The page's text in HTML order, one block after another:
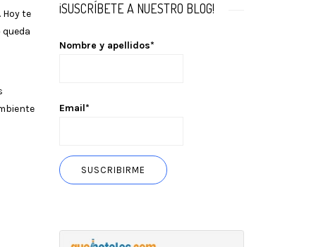
te
¡SUSCRÍBETE A NUESTRO BLOG!
Nombre y apellidos*
Email*